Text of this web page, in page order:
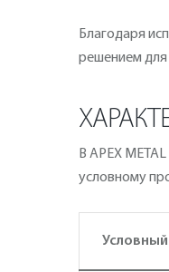
Благодаря
решением для
В APEX
условному